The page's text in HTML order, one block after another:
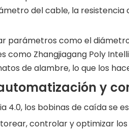
del cable, la
parámetros como el
Zhangjiagang Poly
de alambre, lo que los
y
los bobinas de caída se
controlar y optimizar